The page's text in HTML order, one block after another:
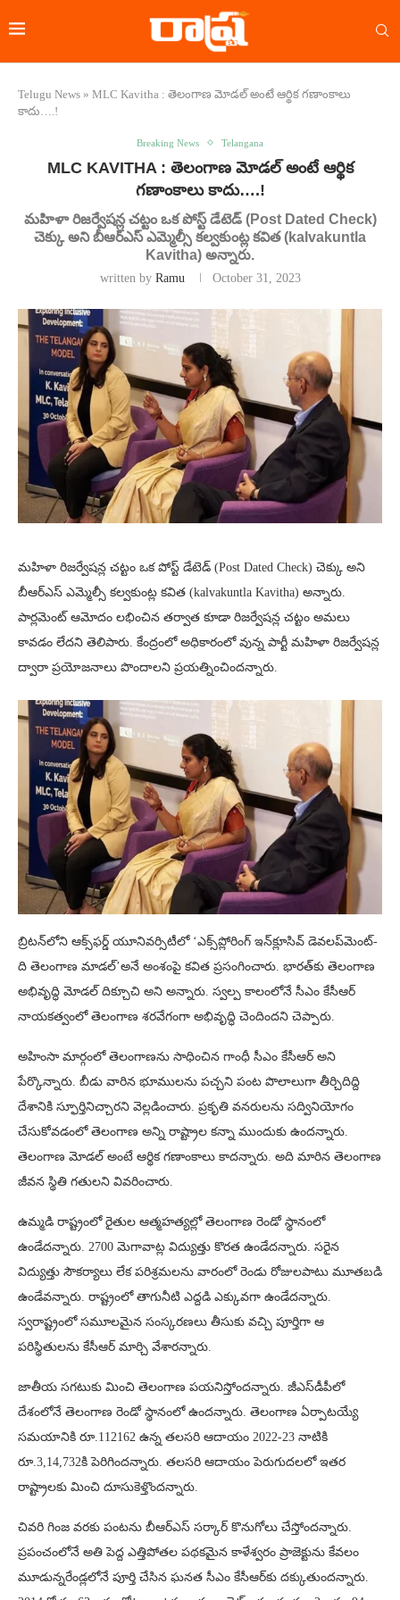
Telugu News » MLC Kavitha : తెలంగాణ మోడల్ అంటే ఆర్థిక గణాంకాలు
కాదు….!
Breaking News Telangana
MLC KAVITHA : తెలంగాణ మోడల్ అంటే ఆర్థిక
గణాంకాలు కాదు….!
మహిళా రిజర్వేషన్ల చట్టం ఒక పోస్ట్ డేటెడ్ (Post Dated Check)
చెక్కు అని బీఆర్ఎస్ ఎమ్మెల్సీ కల్వకుంట్ల కవిత (kalvakuntla
Kavitha) అన్నారు.
written by Ramu October 31, 2023
మహిళా రిజర్వేషన్ల చట్టం ఒక పోస్ట్ డేటెడ్ (Post Dated Check) చెక్కు అని
బీఆర్ఎస్ ఎమ్మెల్సీ కల్వకుంట్ల కవిత (kalvakuntla Kavitha) అన్నారు.
పార్లమెంట్ ఆమోదం లభించిన తర్వాత కూడా రిజర్వేషన్ల చట్టం అమలు
కావడం లేదని తెలిపారు. కేంద్రంలో అధికారంలో వున్న పార్టీ మహిళా రిజర్వేషన్ల
ద్వారా ప్రయోజనాలు పొందాలని ప్రయత్నించిందన్నారు.
బ్రిటన్‌లోని ఆక్స్‌ఫర్డ్ యూనివర్సిటీలో ‘ఎక్స్‌ప్లోరింగ్‌ ఇన్‌క్లూసివ్‌ డెవలప్‌మెంట్‌-
ది తెలంగాణ మాడల్‌’అనే అంశంపై కవిత ప్రసంగించారు. భారత్‌కు తెలంగాణ
అభివృద్ధి మోడల్ దిక్చూచి అని అన్నారు. స్వల్ప కాలంలోనే సీఎం కేసీఆర్
నాయకత్వంలో తెలంగాణ శరవేగంగా అభివృద్ధి చెందిందని చెప్పారు.
అహింసా మార్గంలో తెలంగాణను సాధించిన గాంధీ సీఎం కేసీఆర్ అని
పేర్కొన్నారు. బీడు వారిన భూములను పచ్చని పంట పొలాలుగా తీర్చిదిద్ది
దేశానికి స్ఫూర్తినిచ్చారని వెల్లడించారు. ప్రకృతి వనరులను సద్వినియోగం
చేసుకోవడంలో తెలంగాణ అన్ని రాష్ట్రాల కన్నా ముందుకు ఉందన్నారు.
తెలంగాణ మోడల్ అంటే ఆర్థిక గణాంకాలు కాదన్నారు. అది మారిన తెలంగాణ
జీవన స్థితి గతులని వివరించారు.
ఉమ్మడి రాష్ట్రంలో రైతుల ఆత్మహత్యల్లో తెలంగాణ రెండో స్థానంలో
ఉండేదన్నారు. 2700 మెగావాట్ల విద్యుత్తు కొరత ఉండేదన్నారు. సరైన
విద్యుత్తు సౌకర్యాలు లేక పరిశ్రమలను వారంలో రెండు రోజులపాటు మూతబడి
ఉండేవన్నారు. రాష్ట్రంలో తాగునీటి ఎద్దడి ఎక్కువగా ఉండేదన్నారు.
స్వరాష్ట్రంలో సమూలమైన సంస్కరణలు తీసుకు వచ్చి పూర్తిగా ఆ
పరిస్థితులను కేసీఆర్ మార్చి వేశారన్నారు.
జాతీయ సగటుకు మించి తెలంగాణ పయనిస్తోందన్నారు. జీఎస్‌డీపీలో
దేశంలోనే తెలంగాణ రెండో స్థానంలో ఉందన్నారు. తెలంగాణ ఏర్పాటయ్యే
సమయానికి రూ.112162 ఉన్న తలసరి ఆదాయం 2022-23 నాటికి
రూ.3,14,732కి పెరిగిందన్నారు. తలసరి ఆదాయం పెరుగుదలలో ఇతర
రాష్ట్రాలకు మించి దూసుకెళ్తొందన్నారు.
చివరి గింజ వరకు పంటను బీఆర్ఎస్ సర్కార్ కొనుగోలు చేస్తోందన్నారు.
ప్రపంచంలోనే అతి పెద్ద ఎత్తిపోతల పథకమైన కాళేశ్వరం ప్రాజెక్టును కేవలం
మూడున్నరేండ్లలోనే పూర్తి చేసిన ఘనత సీఎం కేసీఆర్‌కు దక్కుతుందన్నారు.